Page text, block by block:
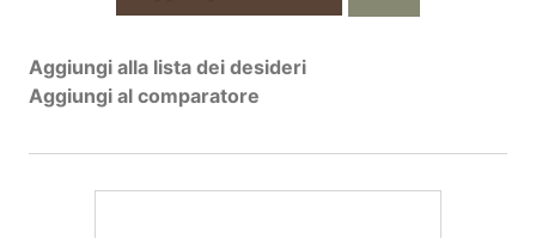
Aggiungi alla lista dei desideri
Aggiungi al comparatore